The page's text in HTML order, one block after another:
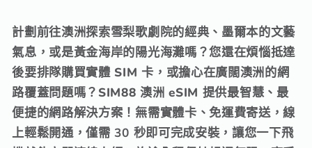
計劃前往澳洲探索雪梨歌劇院的經典、 墨爾本的文藝
氣息， 或是黃金海岸的陽光海灘嗎？您還在煩惱抵達
後要排隊購買實體 SIM 卡， 或擔心在廣闊澳洲的網
路覆蓋問題嗎？SIM88 澳洲 eSIM 提供最智慧、 最
便捷的網路解決方案！無需實體卡、免運費寄送，線
上輕鬆開通，僅需 30 秒即可完成安裝，讓您一下飛